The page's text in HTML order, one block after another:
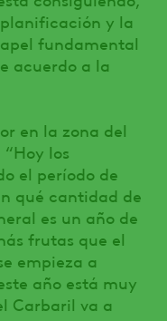
y la
fundamental
acuerdo a la
en la zona del
los
el período de
qué cantidad de
es un año de
frutas que el
empieza a
año está muy
Carbaril va a